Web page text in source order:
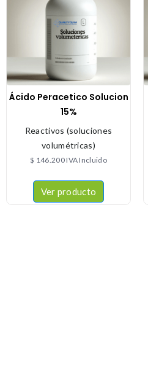
Ácido Peracetico Solucion
15%
Reactivos (soluciones
volumétricas)
$ 146.200IVA Incluido
Ver producto